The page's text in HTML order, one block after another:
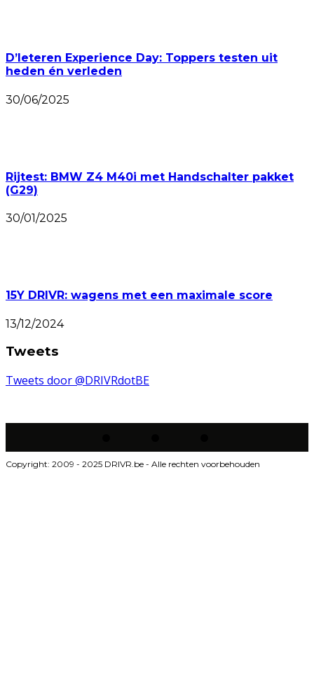
D’Ieteren Experience Day: Toppers testen uit
heden én verleden
30/06/2025
Rijtest: BMW Z4 M40i met Handschalter pakket
(G29)
30/01/2025
15Y DRIVR: wagens met een maximale score
13/12/2024
Tweets
Tweets door @DRIVRdotBE
Copyright: 2009 - 2025 DRIVR.be - Alle rechten voorbehouden